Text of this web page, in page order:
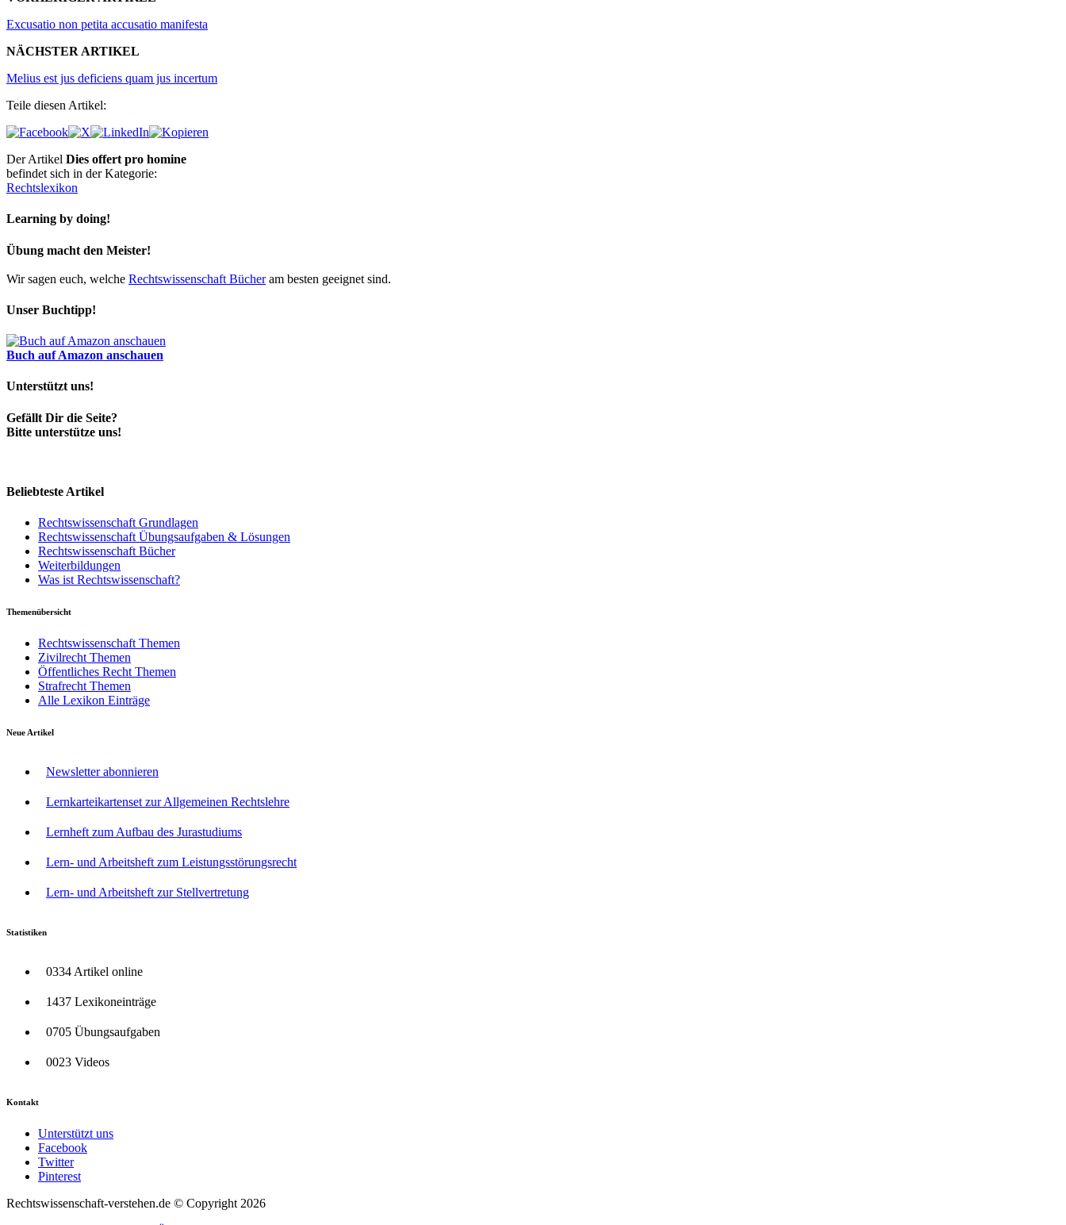
Excusatio non petita accusatio manifesta
NÄCHSTER ARTIKEL
Melius est jus deficiens quam jus incertum
Teile diesen Artikel:
Der Artikel Dies offert pro homine
befindet sich in der Kategorie:
Rechtslexikon
Learning by doing!
Übung macht den Meister!
Wir sagen euch, welche Rechtswissenschaft Bücheram besten geeignet sind.
Unser Buchtipp!
Buch auf Amazon anschauen
Unterstützt uns!
Gefällt Dir die Seite?
Bitte unterstütze uns!
Beliebteste Artikel
Rechtswissenschaft Grundlagen
Rechtswissenschaft Übungsaufgaben & Lösungen
Rechtswissenschaft Bücher
Weiterbildungen
Was ist Rechtswissenschaft?
Themenübersicht
Rechtswissenschaft Themen
Zivilrecht Themen
Öffentliches Recht Themen
Strafrecht Themen
Alle Lexikon Einträge
Neue Artikel
Newsletter abonnieren
Lernkarteikartenset zur Allgemeinen Rechtslehre
Lernheft zum Aufbau des Jurastudiums
Lern- und Arbeitsheft zum Leistungsstörungsrecht
Lern- und Arbeitsheft zur Stellvertretung
Statistiken
0334 Artikel online
1437 Lexikoneinträge
0705 Übungsaufgaben
0023 Videos
Kontakt
Unterstützt uns
Facebook
Twitter
Pinterest
Rechtswissenschaft-verstehen.de © Copyright 2026